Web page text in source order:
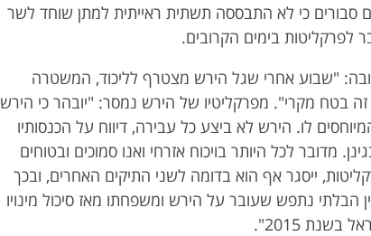
סבורים כי לא התבססה תשתית ראייתית למתן שוחד לשר
לפרקליטות בימים הקרובים.
"שבוע אחרי שגל הירש מצטרף לליכוד, המשטרה
זה בטח מקרי". מפרקליטיו של הירש נמסר: "יובהר כי הירש
לו. הירש לא ביצע כל עבירה, דיווח על הכנסותיו
מדובר לכל היותר בויכוח אזרחי ואנו סמוכים ובטוחים
ייסגר אף הוא בדומה לשני התיקים האחרים, ובכך
הבלתי נתפש שעובר על הירש ומשפחתו מאז סיכול מינויו
2015".